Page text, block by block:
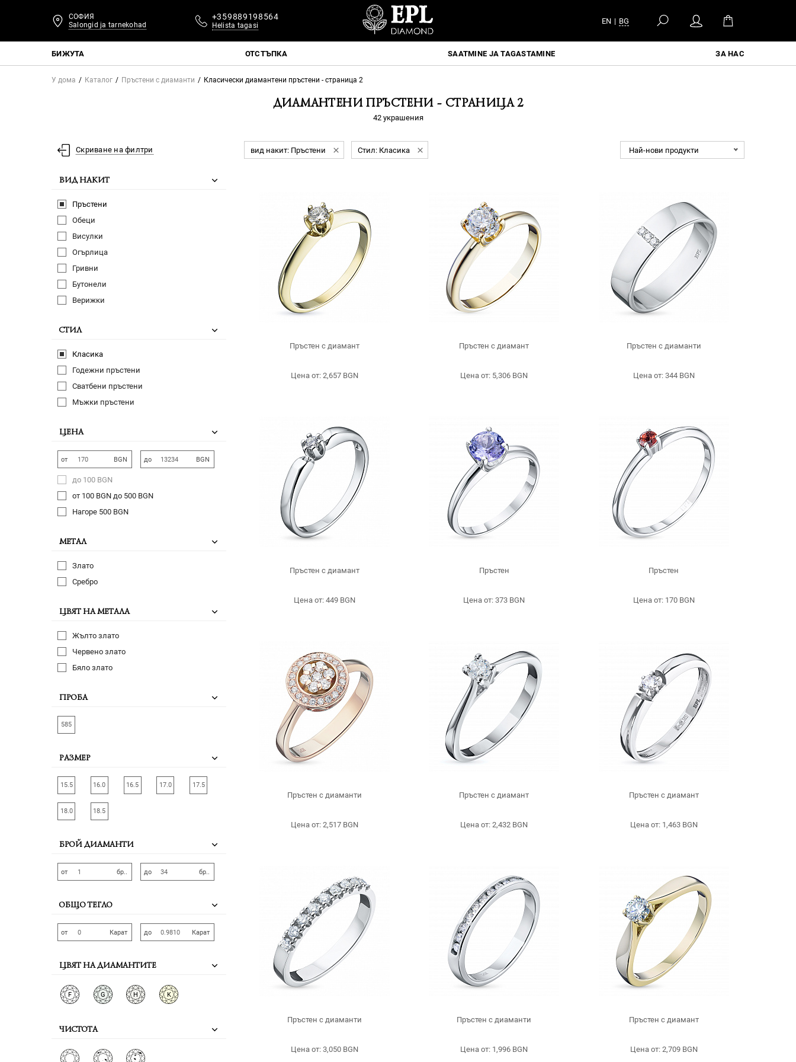
СОФИЯ
Salongid ja tarnekohad
+359889198564
Helista tagasi EN | BG
БИЖУТА ОТСТЪПКА SAATMINE JA TAGASTAMINE ЗА НАС
У дома Каталог Пръстени с диаманти Класически диамантени пръстени - страница 2
ДИАМАНТЕНИ ПРЪСТЕНИ - СТРАНИЦА 2
42 украшения
Скриване на филтри
ВИД НАКИТ
Пръстени
Обеци
Висулки
Огърлица
Гривни
Бутонели
Верижки
СТИЛ
Класика
Годежни пръстени
Сватбени пръстени
Мъжки пръстени
ЦЕНА
от BGN до BGN
до 100 BGN
от 100 BGN до 500 BGN
Нагоре 500 BGN
МЕТАЛ
Злато
Сребро
ЦВЯТ НА МЕТАЛА
Жълто злато
Червено злато
Бяло злато
ПРОБА
585
РАЗМЕР
15.5 16.0 16.5 17.0 17.5
18.0 18.5
БРОЙ ДИАМАНТИ
от бр.. до бр..
ОБЩО ТЕГЛО
от Карат до Карат
ЦВЯТ НА ДИАМАНТИТЕ
F G H K
ЧИСТОТА
вид накит: Пръстени Стил: Класика Най-нови продукти
Пръстен с диамант
Цена от: 2,657 BGN
Пръстен с диамант
Цена от: 5,306 BGN
Пръстен с диаманти
Цена от: 344 BGN
Пръстен с диамант
Цена от: 449 BGN
Пръстен
Цена от: 373 BGN
Пръстен
Цена от: 170 BGN
Пръстен с диаманти
Цена от: 2,517 BGN
Пръстен с диамант
Цена от: 2,432 BGN
Пръстен с диамант
Цена от: 1,463 BGN
Пръстен с диаманти
Цена от: 3,050 BGN
Пръстен с диаманти
Цена от: 1,996 BGN
Пръстен с диамант
Цена от: 2,709 BGN